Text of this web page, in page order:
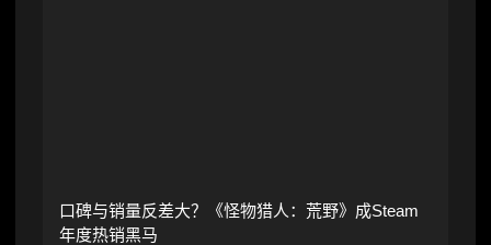
口碑与销量反差大？《怪物猎人：荒野》成Steam
年度热销黑马